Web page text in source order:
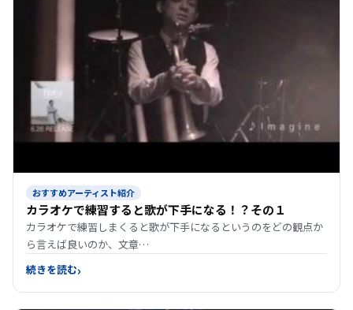
おすすめアーティスト紹介
カラオケで練習すると歌が下手になる！？その１
カラオケで練習しまくると歌が下手になるというのをどの観点か
ら言えば良いのか、文章…
続きを読む